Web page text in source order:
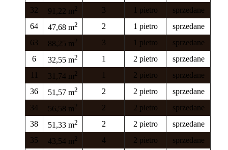
32
91,22 m2 3 1 pietro
sprzedane
64
47,68 m2 2 1 pietro
sprzedane
63
88,25 m2 3 1 pietro
sprzedane
6
32,55 m2 1 2 pietro
sprzedane
11
31,74 m2 1 2 pietro
sprzedane
36
51,57 m2 2 2 pietro
sprzedane
34
56,58 m2 2 2 pietro
sprzedane
38
51,33 m2 2 2 pietro
sprzedane
35
43,54 m2 4 2 pietro
sprzedane